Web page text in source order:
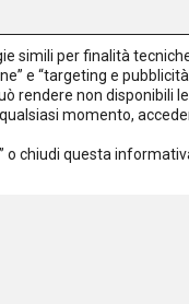
simili per finalità
e “targeting e
rendere non disponibili
momento,
o chiudi questa